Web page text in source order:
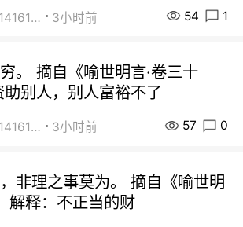
街友21416156 3小时前 54 1
。 摘自《喻世明言·卷三十
别人，别人富裕不了
街友21416156 3小时前 57 0
非理之事莫为。 摘自《喻世明
解释：不正当的财